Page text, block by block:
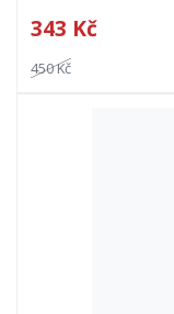
343 Kč
450 Kč